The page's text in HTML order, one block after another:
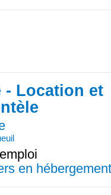
- Location et
en hébergement